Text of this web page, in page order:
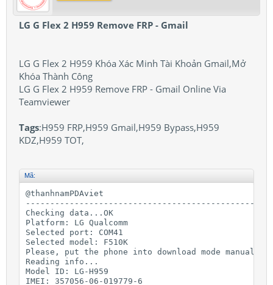
LG G Flex 2 H959 Remove FRP - Gmail
LG G Flex 2 H959 Khóa Xác Minh Tài Khoản Gmail,Mở
Khóa Thành Công
LG G Flex 2 H959 Remove FRP - Gmail Online Via
Teamviewer
Tags:H959 FRP,H959 Gmail,H959 Bypass,H959
KDZ,H959 TOT,
Mã:
@thanhnamPDAviet
Checking data...OK
Platform: LG Qualcomm
Selected port: COM41
Selected model: F510K
Please, put the phone into download mode
Reading info...
Model ID: LG-H959
IMEI: 357056-06-019779-6